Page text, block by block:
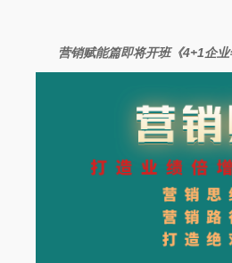
营销赋能篇即将开班《4+1企